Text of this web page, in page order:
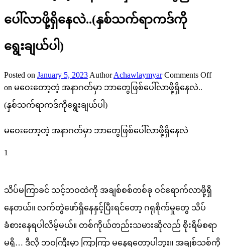
ပေါ်လာဖို့ရှိနေလဲ..(နှစ်သက်ရာကဒ်ကို
ရွေးချယ်ပါ)
Posted on January 5, 2023 Author Achawlaymyar Comments Off
on မဝေးတော့တဲ့ အနာဂတ်မှာ ဘာတွေဖြစ်ပေါ်လာဖို့ရှိနေလဲ..
(နှစ်သက်ရာကဒ်ကိုရွေးချယ်ပါ)
မဝေးတော့တဲ့ အနာဂတ်မှာ ဘာတွေဖြစ်ပေါ်လာဖို့ရှိနေလဲ
1
သိပ်မကြာခင် သင့်ဘဝထဲကို အချစ်စစ်တစ်ခု ဝင်ရောက်လာဖို့ရှိ
နေတယ်။ လက်တွဲဖော်ရှိနေနှင့်ပြီးရင်တော့ ဂရုစိုက်မှုတွေ သိပ်
ခံစားနေရပါလိမ့်မယ်။ တစ်ကိုယ်တည်းသမားဆိုလည် စိုးရိမ်စရာ
မရှိ… ဒီလို ဘဝကြီးမှာ ကြာကြာ မနေရတော့ပါဘူး။ အချစ်သစ်ကို